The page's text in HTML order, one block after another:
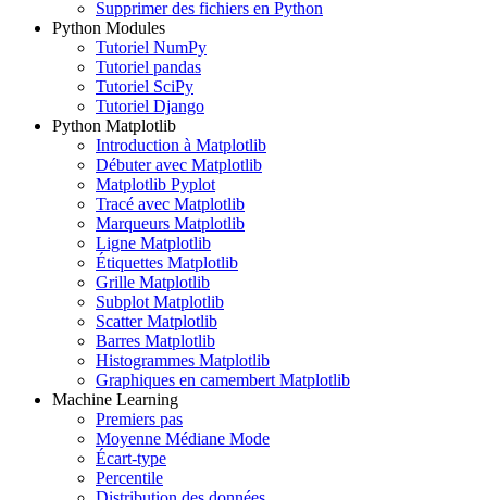
Supprimer des fichiers en Python
Python Modules
Tutoriel NumPy
Tutoriel pandas
Tutoriel SciPy
Tutoriel Django
Python Matplotlib
Introduction à Matplotlib
Débuter avec Matplotlib
Matplotlib Pyplot
Tracé avec Matplotlib
Marqueurs Matplotlib
Ligne Matplotlib
Étiquettes Matplotlib
Grille Matplotlib
Subplot Matplotlib
Scatter Matplotlib
Barres Matplotlib
Histogrammes Matplotlib
Graphiques en camembert Matplotlib
Machine Learning
Premiers pas
Moyenne Médiane Mode
Écart-type
Percentile